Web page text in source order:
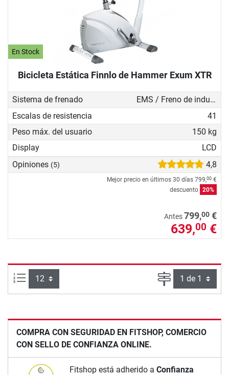
En Stock
Bicicleta Estática Finnlo de Hammer Exum XTR
Sistema de frenado
EMS / Freno de inducción
Escalas de resistencia
41
Peso máx. del usuario
150 kg
Display
LCD
Opiniones (5) 4,8
Mejor precio en últimos 30 días 799,00 €
descuento 20%
Antes799,00 €
639,00 €
Artículos por página: Página
COMPRA CON SEGURIDAD EN FITSHOP, COMERCIO
CON SELLO DE CONFIANZA ONLINE.
Fitshop está adherido a Confianza